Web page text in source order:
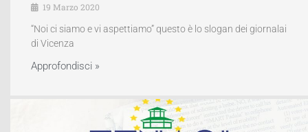
19 Marzo 2020
“Noi ci siamo e vi aspettiamo” questo è lo slogan dei giornalai
di Vicenza
Approfondisci »